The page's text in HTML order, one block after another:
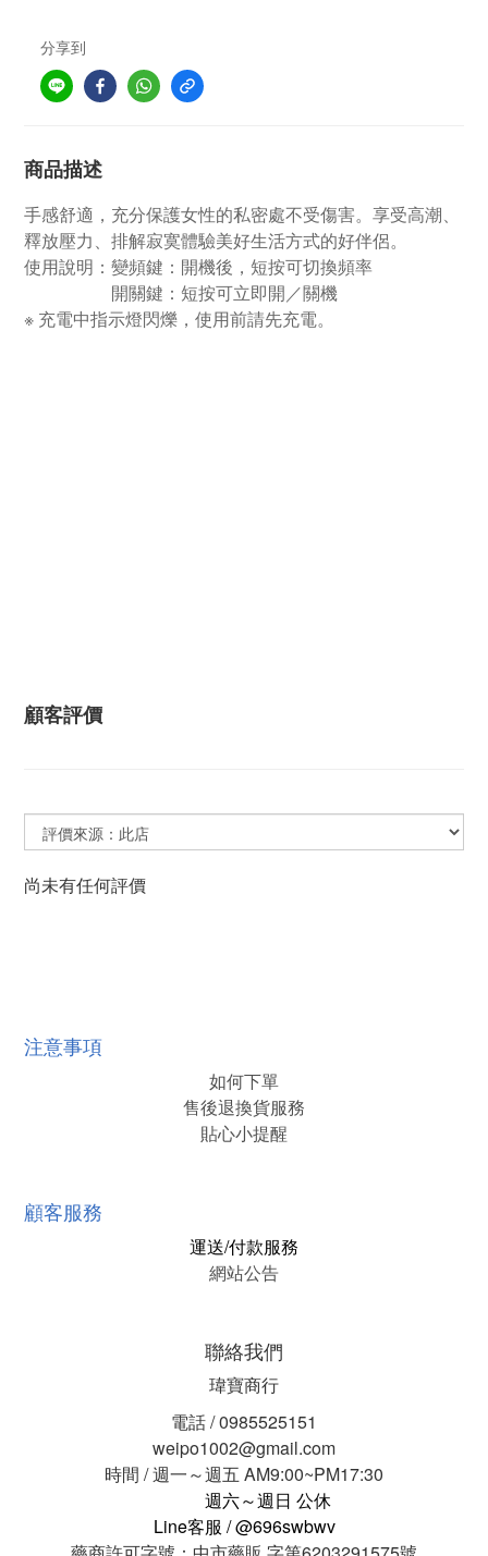
分享到
商品描述
手感舒適，充分保護女性的私密處不受傷害。享受高潮、
釋放壓力、排解寂寞體驗美好生活方式的好伴侶。
使用說明：變頻鍵：開機後，短按可切換頻率
開關鍵：短按可立即開／關機
※ 充電中指示燈閃爍，使用前請先充電。
顧客評價
尚未有任何評價
注意事項
如何下單
售後退換貨服務
貼心小提醒
顧客服務
運送/付款服務
網站公告
聯絡我們
瑋寶商行
電話 / 0985525151
weipo1002@gmail.com
時間 / 週一～週五 AM9:00~PM17:30
週六～週日 公休
Line客服 / @696swbwv